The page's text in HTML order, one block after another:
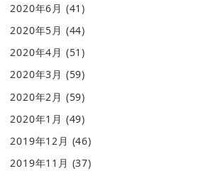
2020年6月 (41)
2020年5月 (44)
2020年4月 (51)
2020年3月 (59)
2020年2月 (59)
2020年1月 (49)
2019年12月 (46)
2019年11月 (37)